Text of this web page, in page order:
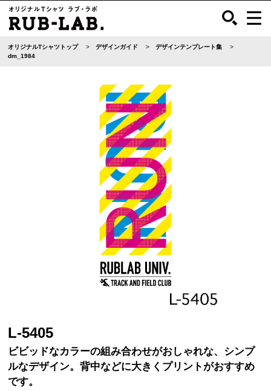
オリジナルTシャツトップ デザインガイド
デザインテンプレート集
dm_1984
L-5405
ビビッドなカラーの組み合わせがおしゃれな、シンプ
ルなデザイン。背中などに大きくプリントがおすすめ
です。